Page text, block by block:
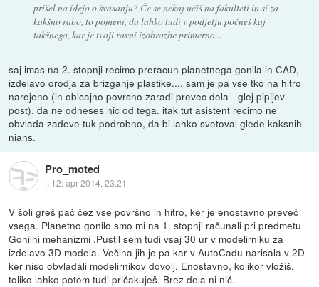
prišel na idejo o švasanju? Če se nekaj učiš na fakulteti in si za
kakšno rabo, to pomeni, da lahko tudi v podjetju počneš kaj
takšnega, kar je tvoji ravni izobrazbe primerno...
saj imas na 2. stopnji recimo preracun planetnega gonila in CAD,
izdelavo orodja za brizganje plastike..., sam je pa vse tko na hitro
narejeno (in obicajno povrsno zaradi prevec dela - glej pipijev
post), da ne odneses nic od tega. itak tut asistent recimo ne
obvlada zadeve tuk podrobno, da bi lahko svetoval glede kaksnih
nians.
Pro_moted
:: 12. apr 2014, 23:21
V šoli greš pač čez vse površno in hitro, ker je enostavno preveč
vsega. Planetno gonilo smo mi na 1. stopnji računali pri predmetu
Gonilni mehanizmi .Pustil sem tudi vsaj 30 ur v modelirniku za
izdelavo 3D modela. Večina jih je pa kar v AutoCadu narisala v 2D
ker niso obvladali modelirnikov dovolj. Enostavno, kolikor vložiš,
toliko lahko potem tudi pričakuješ. Brez dela ni nič.